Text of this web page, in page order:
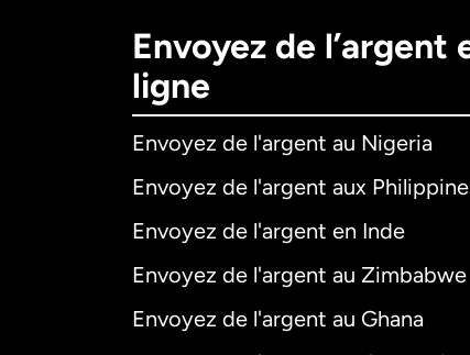
Envoyez de l’argent
ligne
Envoyez de l'argent au Nigeria
Envoyez de l'argent aux
Envoyez de l'argent en Inde
Envoyez de l'argent au Zimbabwe
Envoyez de l'argent au Ghana